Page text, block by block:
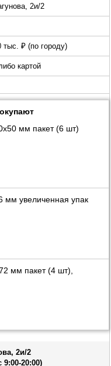
2и/2
тыс. ₽ (по городу)
картой
мм пакет (6 шт)
увеличенная упак
мм пакет (4 шт),
2и/2
9:00-20:00)